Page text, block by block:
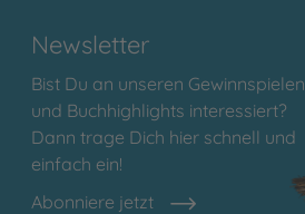
Newsletter
Bist Du an unseren Gewinnspielen
und Buchhighlights interessiert?
Dann trage Dich hier schnell und
einfach ein!
Abonniere jetzt